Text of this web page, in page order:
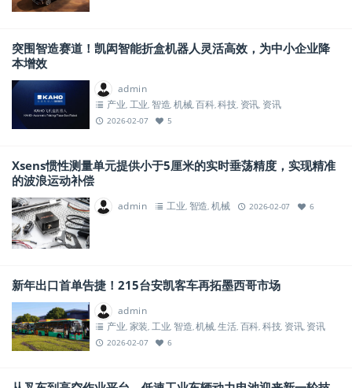
突围智造赛道！凯闳智能折盒机器人灵活高效，为中小企业降
本增效
admin
产业, 工业, 智造, 机械,百科,科技, 资讯, 资讯
2026-02-07 5
Xsens惯性测量单元提供小于5厘米的实时垂荡精度，实现精准
的波浪运动补偿
admin 工业, 智造, 机械 2026-02-07 6
新年出口首单告捷！215台安凯客车再拓墨西哥市场
admin
产业, 家装, 工业, 智造,机械,生活, 百科, 科技, 资讯, 资讯
2026-02-07 6